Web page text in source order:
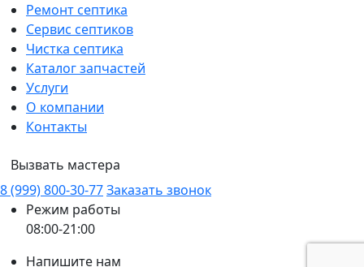
Ремонт септика
Сервис септиков
Чистка септика
Каталог запчастей
Услуги
О компании
Контакты
Вызвать мастера
8 (999) 800-30-77Заказать звонок
Режим работы
08:00-21:00
Напишите нам